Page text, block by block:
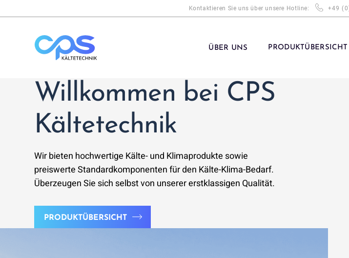
Inhalt
Kontaktieren Sie uns über unsere Hotline: +49
ÜBER UNS PRODUKTÜBERSICHT
Willkommen bei CPS
Kältetechnik
Wir bieten hochwertige Kälte- und Klimaprodukte sowie
preiswerte Standardkomponenten für den Kälte-Klima-Bedarf.
Überzeugen Sie sich selbst von unserer erstklassigen Qualität.
PRODUKTÜBERSICHT